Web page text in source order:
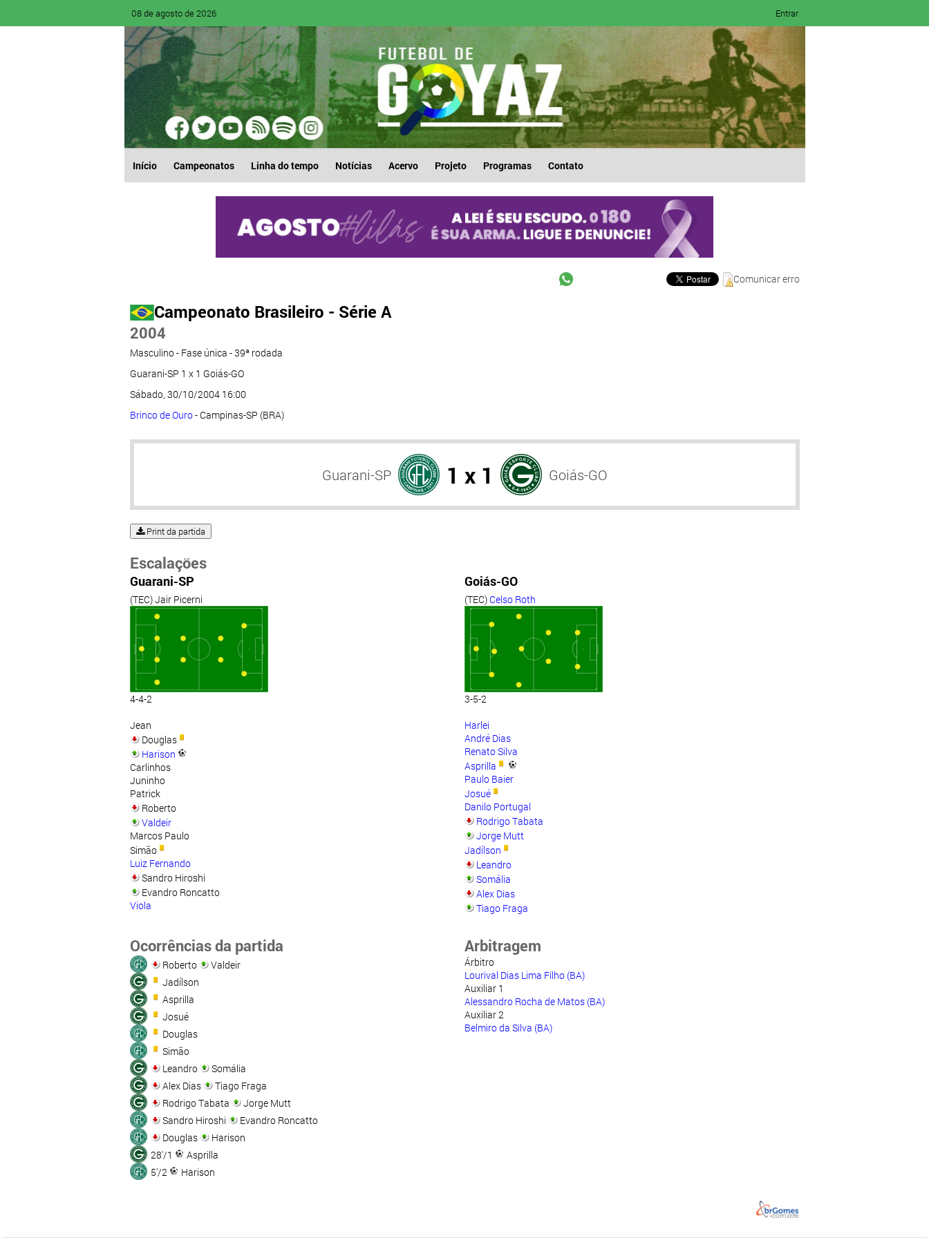
08 de agosto de 2026 Entrar
Início Campeonatos Linha do tempo Notícias Acervo Projeto Programas Contato
Comunicar erro
Campeonato Brasileiro - Série A
2004
Masculino - Fase única - 39ª rodada
Guarani-SP 1 x 1 Goiás-GO
Sábado, 30/10/2004 16:00
Brinco de Ouro- Campinas-SP (BRA)
Guarani-SP 1 x 1 Goiás-GO
Print da partida
Escalações
Guarani-SP
(TEC) Jair Picerni
4-4-2
Jean
Douglas
Harison
Carlinhos
Juninho
Patrick
Roberto
Valdeir
Marcos Paulo
Simão
Luiz Fernando
Sandro Hiroshi
Evandro Roncatto
Viola
Goiás-GO
(TEC) Celso Roth
3-5-2
Harlei
André Dias
Renato Silva
Asprilla
Paulo Baier
Josué
Danilo Portugal
Rodrigo Tabata
Jorge Mutt
Jadílson
Leandro
Somália
Alex Dias
Tiago Fraga
Ocorrências da partida
Roberto
Valdeir
Jadílson
Asprilla
Josué
Douglas
Simão
Leandro
Somália
Alex Dias
Tiago Fraga
Rodrigo Tabata
Jorge Mutt
Sandro Hiroshi
Evandro Roncatto
Douglas
Harison
28'/1
Asprilla
5'/2
Harison
Arbitragem
Árbitro
Lourival Dias Lima Filho (BA)
Auxiliar 1
Alessandro Rocha de Matos (BA)
Auxiliar 2
Belmiro da Silva (BA)